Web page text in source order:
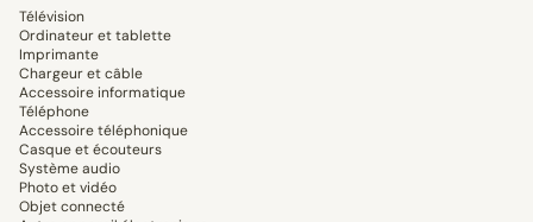
Télévision
Ordinateur et tablette
Imprimante
Chargeur et câble
Accessoire informatique
Téléphone
Accessoire téléphonique
Casque et écouteurs
Système audio
Photo et vidéo
Objet connecté